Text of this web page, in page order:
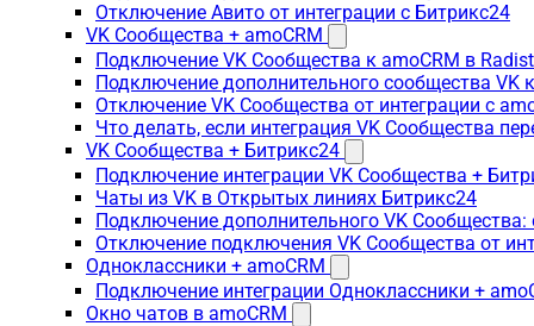
Отключение Авито от интеграции с Битрикс24
VK Сообщества + amoCRM
Подключение VK Сообщества к amoCRM в
Подключение дополнительного сообщества VK
Отключение VK Сообщества от интеграции с
Что делать, если интеграция VK Сообщества
VK Сообщества + Битрикс24
Подключение интеграции VK Сообщества +
Чаты из VK в Открытых линиях Битрикс24
Подключение дополнительного VK
Отключение подключения VK Сообщества от
Одноклассники + amoCRM
Подключение интеграции Одноклассники +
Окно чатов в amoCRM